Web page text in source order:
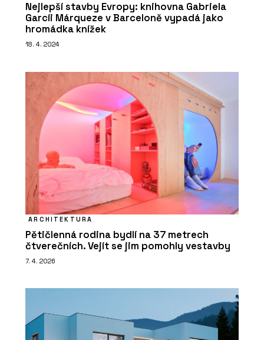
Nejlepší stavby Evropy: knihovna Gabriela
Garcíi Márqueze v Barceloně vypadá jako
hromádka knížek
18. 4. 2024
ARCHITEKTURA
Pětičlenná rodina bydlí na 37 metrech
čtverečních. Vejít se jim pomohly vestavby
7. 4. 2026